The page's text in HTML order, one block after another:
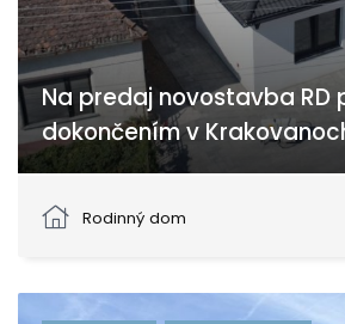
Na predaj novostavba RD
dokončením v
Rodinný dom